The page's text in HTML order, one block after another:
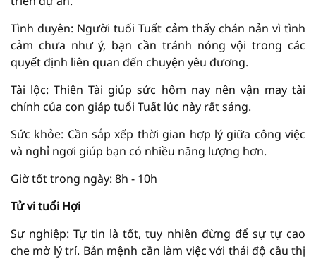
Tình duyên: Người tuổi Tuất cảm thấy chán nản vì tình
cảm chưa như ý, bạn cần tránh nóng vội trong các
quyết định liên quan đến chuyện yêu đương.
Tài lộc: Thiên Tài giúp sức hôm nay nên vận may tài
chính của con giáp tuổi Tuất lúc này rất sáng.
Sức khỏe: Cần sắp xếp thời gian hợp lý giữa công việc
và nghỉ ngơi giúp bạn có nhiều năng lượng hơn.
Giờ tốt trong ngày: 8h - 10h
Tử vi tuổi Hợi
Sự nghiệp: Tự tin là tốt, tuy nhiên đừng để sự tự cao
che mờ lý trí. Bản mệnh cần làm việc với thái độ cầu thị